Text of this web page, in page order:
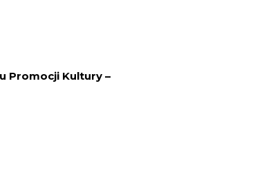
Promocji Kultury –